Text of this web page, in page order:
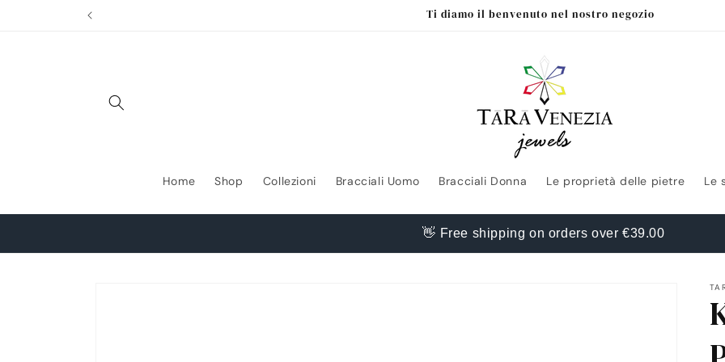
direttamente
Ti diamo il benvenuto nel nostro negozio
Home Shop Collezioni Bracciali Uomo Bracciali Donna Le proprietà delle pietre Le
👋 Free shipping on orders over €39.00